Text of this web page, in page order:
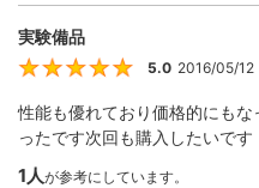
実験備品
5
5.0 2016/05/12
性能も優れており価格的にも
ったです次回も購入したいです
1人が参考にしています。